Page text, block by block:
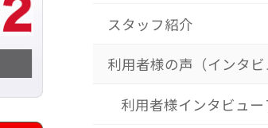
スタッフ紹介
利用者様の声（インタビ
利用者様インタビュー